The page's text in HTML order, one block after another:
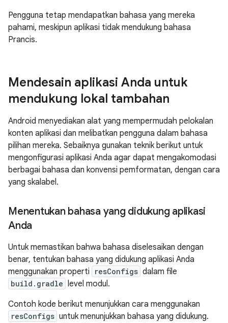
Pengguna tetap mendapatkan bahasa yang mereka
pahami, meskipun aplikasi tidak mendukung bahasa
Prancis.
Mendesain aplikasi Anda untuk
mendukung lokal tambahan
Android menyediakan alat yang mempermudah pelokalan
konten aplikasi dan melibatkan pengguna dalam bahasa
pilihan mereka. Sebaiknya gunakan teknik berikut untuk
mengonfigurasi aplikasi Anda agar dapat mengakomodasi
berbagai bahasa dan konvensi pemformatan, dengan cara
yang skalabel.
Menentukan bahasa yang didukung aplikasi
Anda
Untuk memastikan bahwa bahasa diselesaikan dengan
benar, tentukan bahasa yang didukung aplikasi Anda
menggunakan properti
resConfigs dalam file
build.gradle level modul.
Contoh kode berikut menunjukkan cara menggunakan
resConfigs untuk menunjukkan bahasa yang didukung.